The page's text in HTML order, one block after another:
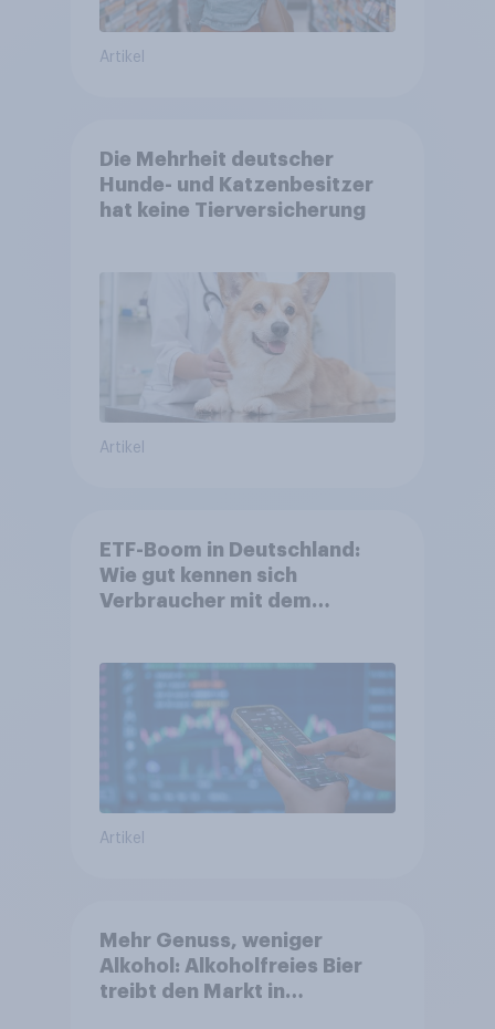
Artikel
Die Mehrheit deutscher
Hunde- und Katzenbesitzer
hat keine Tierversicherung
Artikel
ETF-Boom in Deutschland:
Wie gut kennen sich
Verbraucher mit dem
Artikel
Mehr Genuss, weniger
Alkohol: Alkoholfreies Bier
treibt den Markt in